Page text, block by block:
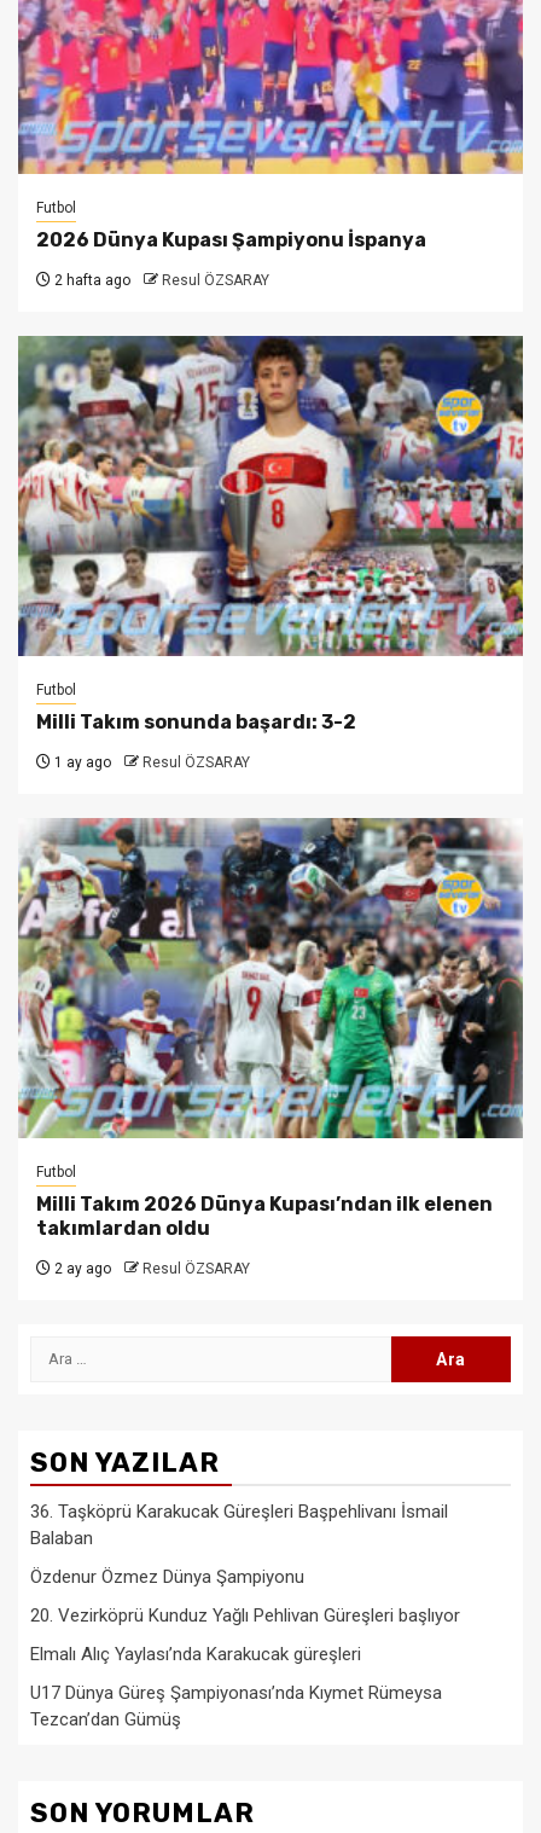
Futbol
2026 Dünya Kupası Şampiyonu İspanya
2 hafta ago Resul ÖZSARAY
Futbol
Milli Takım sonunda başardı: 3-2
1 ay ago Resul ÖZSARAY
Futbol
Milli Takım 2026 Dünya Kupası’ndan ilk elenen
takımlardan oldu
2 ay ago Resul ÖZSARAY
Arama:
SON YAZILAR
36. Taşköprü Karakucak Güreşleri Başpehlivanı İsmail
Balaban
Özdenur Özmez Dünya Şampiyonu
20. Vezirköprü Kunduz Yağlı Pehlivan Güreşleri başlıyor
Elmalı Alıç Yaylası’nda Karakucak güreşleri
U17 Dünya Güreş Şampiyonası’nda Kıymet Rümeysa
Tezcan’dan Gümüş
SON YORUMLAR